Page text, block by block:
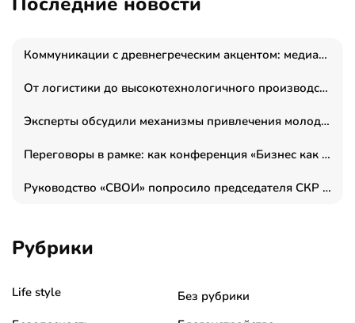
Коммуникации с древнегреческим акцентом: медиаменеджер и журналист Владимир Дергачев запустил коммуникационное агентство «Сократ 2.0»
От логистики до высокотехнологичного производства: как основатель “гагаринга” выстраивает экосистему безопасности и гражданских БПЛА
Эксперты обсудили механизмы привлечения молодых специалистов в промышленные города
Переговоры в рамке: как конференция «Бизнес как искусство» переформатирует деловой этикет в стенах ТПП РФ
Руководство «СВОИ» попросило председателя СКР дать правовую оценку обысков в тыловом штабе
Рубрики
Life style
Без рубрики